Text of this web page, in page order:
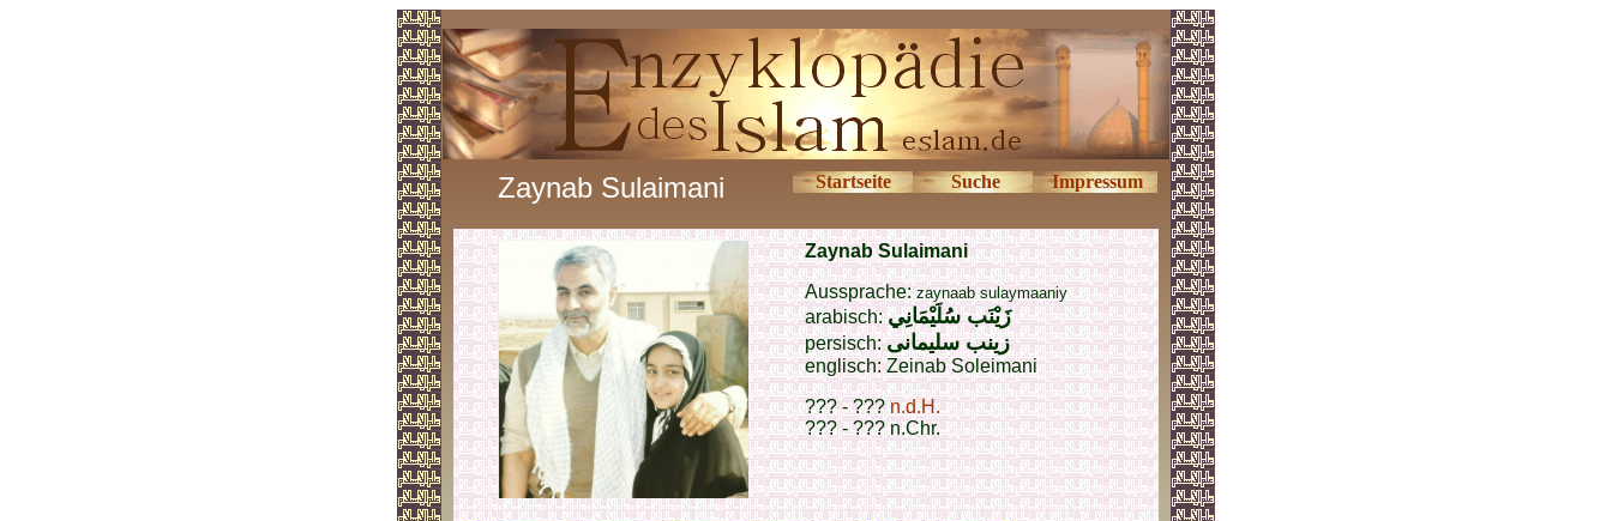
Zaynab Sulaimani Startseite Suche Impressum
Zaynab Sulaimani
Aussprache:zaynaab sulaymaaniy
arabisch:زَيْنَب سُلَيْمَانِي
persisch:زینب سلیمانی
englisch: Zeinab Soleimani
??? - ???n.d.H.
??? - ??? n.Chr.